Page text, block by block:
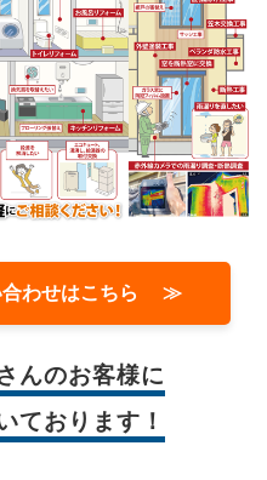
合わせはこちら ≫
んのお客様に
ております！